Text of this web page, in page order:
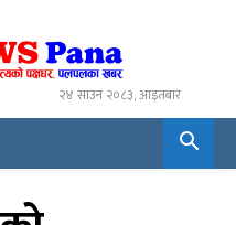
२४ साउन २०८३, आइतबार